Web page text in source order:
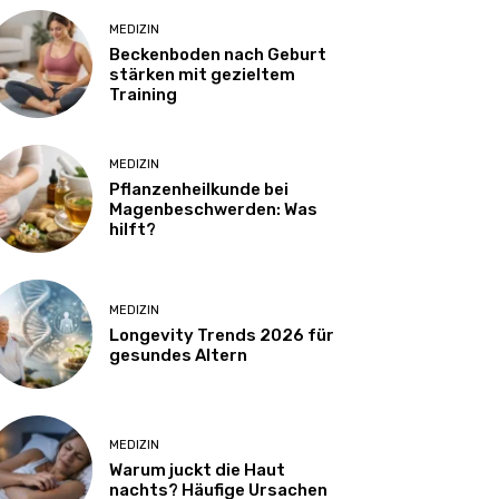
MEDIZIN
Beckenboden nach Geburt
stärken mit gezieltem
Training
MEDIZIN
Pflanzenheilkunde bei
Magenbeschwerden: Was
hilft?
MEDIZIN
Longevity Trends 2026 für
gesundes Altern
MEDIZIN
Warum juckt die Haut
nachts? Häufige Ursachen